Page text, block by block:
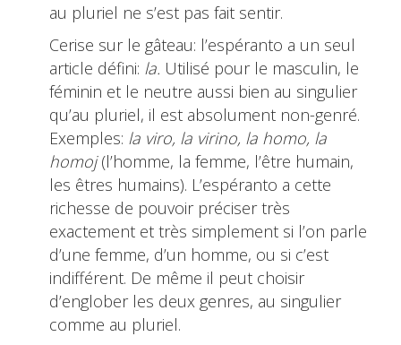
au pluriel ne s’est pas fait sentir.
Cerise sur le gâteau: l’espéranto a un seul
article défini: la. Utilisé pour le masculin, le
féminin et le neutre aussi bien au singulier
qu’au pluriel, il est absolument non-genré.
Exemples: la viro, la virino, la homo, la
homoj(l’homme, la femme, l’être humain,
les êtres humains). L’espéranto a cette
richesse de pouvoir préciser très
exactement et très simplement si l’on parle
d’une femme, d’un homme, ou si c’est
indifférent. De même il peut choisir
d’englober les deux genres, au singulier
comme au pluriel.